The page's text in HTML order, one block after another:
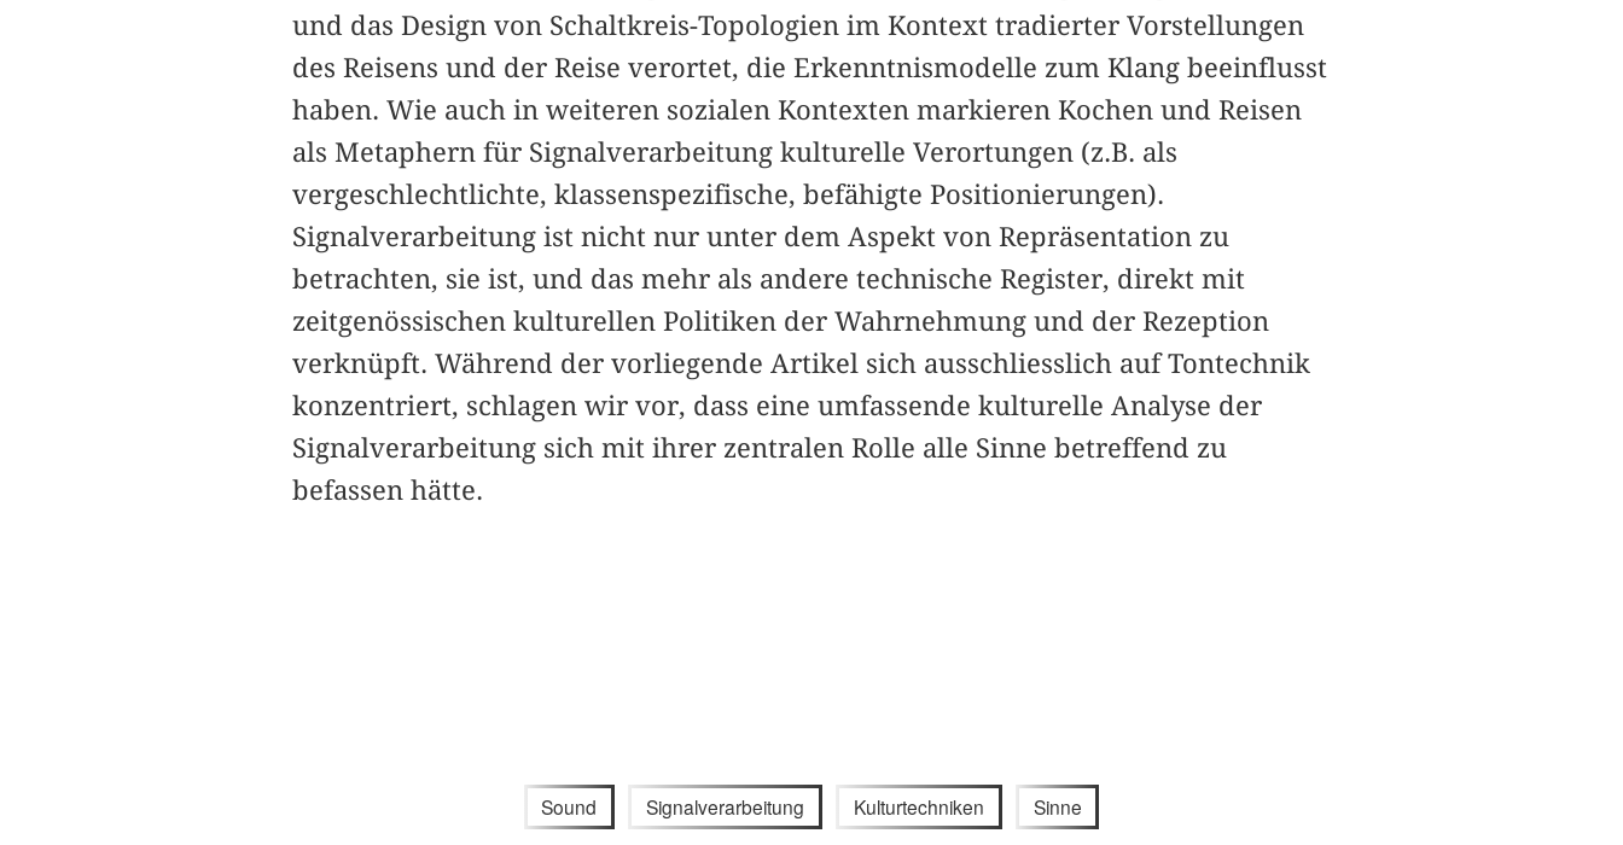
und das Design von Schaltkreis-Topologien im Kontext tradierter Vorstellungen
des Reisens und der Reise verortet, die Erkenntnismodelle zum Klang beeinflusst
haben. Wie auch in weiteren sozialen Kontexten markieren Kochen und Reisen
als Metaphern für Signalverarbeitung kulturelle Verortungen (z.B. als
vergeschlechtlichte, klassenspezifische, befähigte Positionierungen).
Signalverarbeitung ist nicht nur unter dem Aspekt von Repräsentation zu
betrachten, sie ist, und das mehr als andere technische Register, direkt mit
zeitgenössischen kulturellen Politiken der Wahrnehmung und der Rezeption
verknüpft. Während der vorliegende Artikel sich ausschliesslich auf Tontechnik
konzentriert, schlagen wir vor, dass eine umfassende kulturelle Analyse der
Signalverarbeitung sich mit ihrer zentralen Rolle alle Sinne betreffend zu
befassen hätte.
Sound Signalverarbeitung Kulturtechniken Sinne